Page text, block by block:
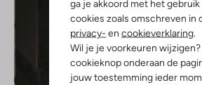
ga je akkoord met het gebruik
cookies zoals omschreven in
privacy- en cookieverklaring.
Wil je je voorkeuren wijzigen?
cookieknop onderaan de
jouw toestemming ieder